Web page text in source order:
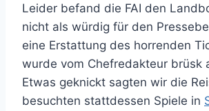
Leider befand die FAI den
nicht als würdig für den
eine Erstattung des horrenden
wurde vom Chefredakteur brüsk
Etwas geknickt sagten wir die
besuchten stattdessen Spiele in